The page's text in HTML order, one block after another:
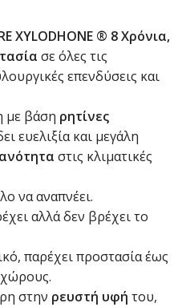
XYLODHONE ® 8 Χρόνια,
σε όλες τις
επενδύσεις και
με βάση ρητίνες
ευελιξία και μεγάλη
στις κλιματικές
να αναπνέει.
αλλά δεν βρέχει το
παρέχει προστασία έως
στην ρευστή υφή του,